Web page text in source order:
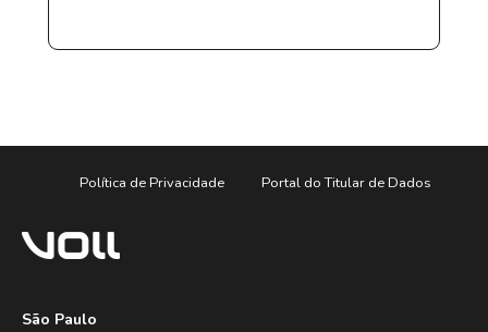
Política de Privacidade Portal do Titular de Dados
São Paulo